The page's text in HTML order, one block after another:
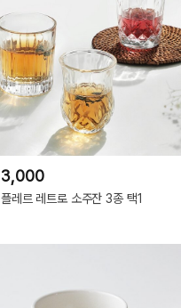
3,000
플레르 레트로 소주잔 3종 택1